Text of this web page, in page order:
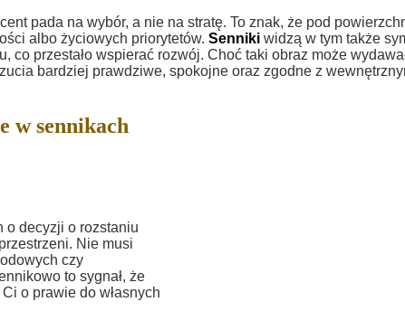
pada na wybór, a nie na stratę. To znak, że pod
albo życiowych priorytetów. Senniki widzą w tym także
co przestało wspierać rozwój. Choć taki obraz może
bardziej prawdziwe, spokojne oraz zgodne z
w sennikach
o decyzji o rozstaniu
Nie musi
czy
to sygnał, że
o prawie do własnych